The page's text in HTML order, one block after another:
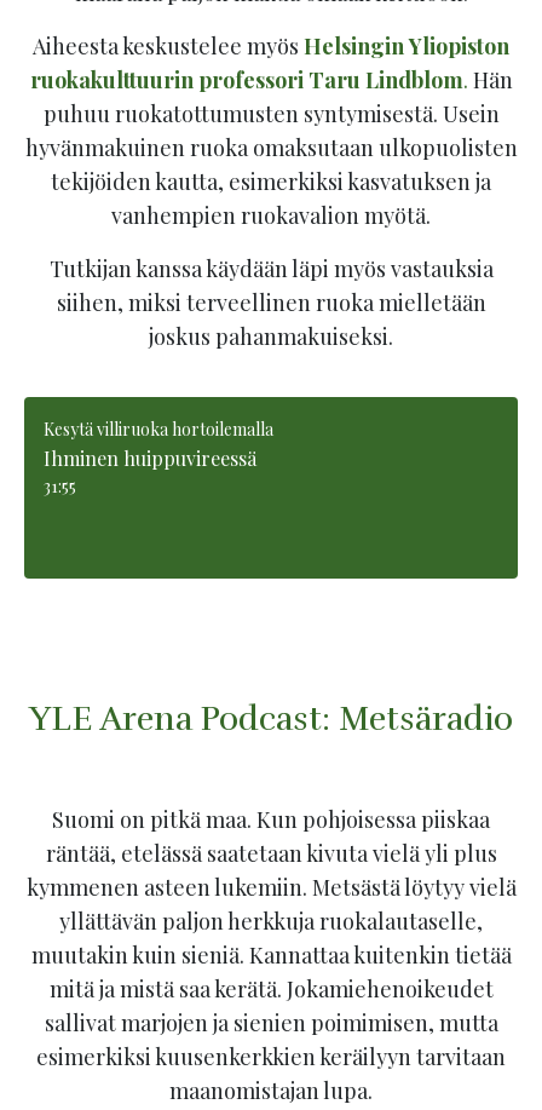
Aiheesta keskustelee myös HelsinginYliopiston
ruokakulttuurin professori Taru Lindblom. Hän
puhuu ruokatottumusten syntymisestä. Usein
hyvänmakuinen ruoka omaksutaan ulkopuolisten
tekijöiden kautta, esimerkiksi kasvatuksen ja
vanhempien ruokavalion myötä.
Tutkijan kanssa käydään läpi myös vastauksia
siihen, miksi terveellinen ruoka mielletään
joskus pahanmakuiseksi.
Kesytä villiruoka hortoilemalla
Ihminen huippuvireessä
31:55
YLE Arena Podcast: Metsäradio
Suomi on pitkä maa. Kun pohjoisessa piiskaa
räntää, etelässä saatetaan kivuta vielä yli plus
kymmenen asteen lukemiin. Metsästä löytyy vielä
yllättävän paljon herkkuja ruokalautaselle,
muutakin kuin sieniä. Kannattaa kuitenkin tietää
mitä ja mistä saa kerätä. Jokamiehenoikeudet
sallivat marjojen ja sienien poimimisen, mutta
esimerkiksi kuusenkerkkien keräilyyn tarvitaan
maanomistajan lupa.